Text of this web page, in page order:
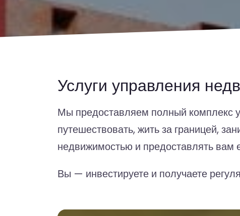
Услуги управления
Мы предоставляем полный комплекс
путешествовать, жить за границей,
недвижимостью и предоставлять
Вы — инвестируете и получаете